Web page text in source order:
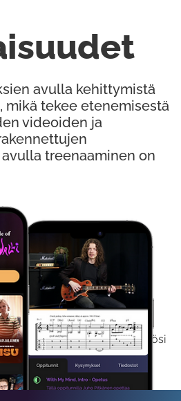
Ilmaiseksi
saat koko sisältömme käyttöösi
ajaksi.
avulla kehittymistä
mikä tekee etenemisestä
videoiden ja
treenaaminen on